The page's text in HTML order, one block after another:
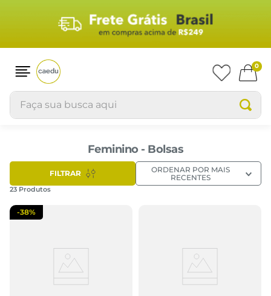
0
Faça sua busca aqui
Feminino - Bolsas
FILTRAR ORDENAR POR MAIS
RECENTES
23 Produtos
-38%